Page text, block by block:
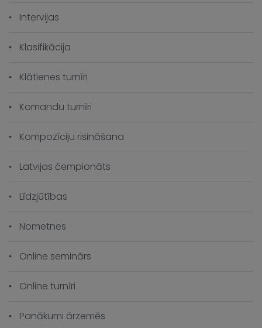
Intervijas
Klasifikācija
Klātienes turnīri
Komandu turnīri
Kompozīciju risināšana
Latvijas čempionāts
Līdzjūtības
Nometnes
Online seminārs
Online turnīri
Panākumi ārzemēs